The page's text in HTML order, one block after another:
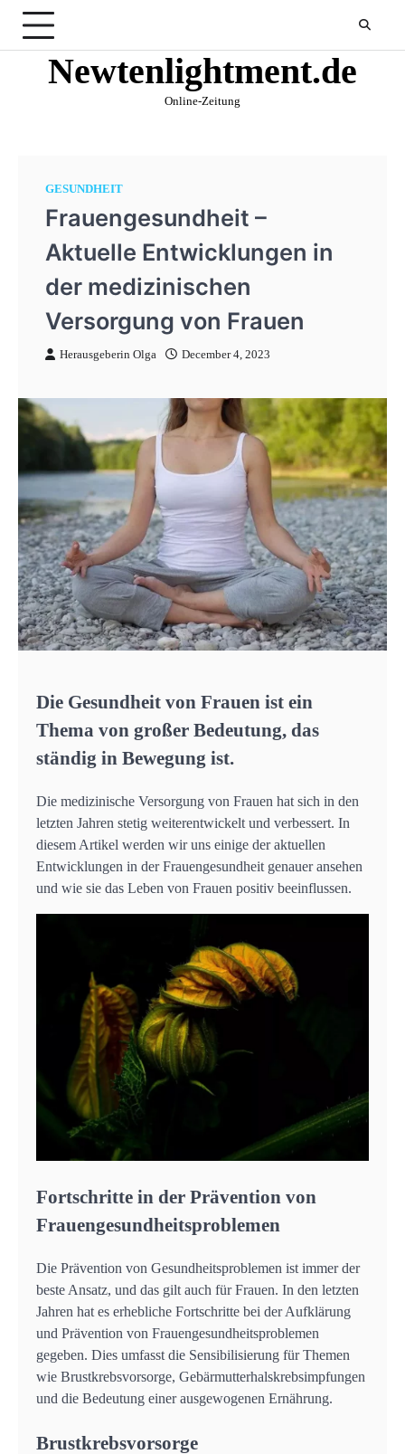
Skip
content Newtenlightment.de
Online-Zeitung
GESUNDHEIT
Frauengesundheit –
Aktuelle Entwicklungen in
der medizinischen
Versorgung von Frauen
Herausgeberin Olga December 4, 2023
Die Gesundheit von Frauen ist ein
Thema von großer Bedeutung, das
ständig in Bewegung ist.
Die medizinische Versorgung von Frauen hat sich in den
letzten Jahren stetig weiterentwickelt und verbessert. In
diesem Artikel werden wir uns einige der aktuellen
Entwicklungen in der Frauengesundheit genauer ansehen
und wie sie das Leben von Frauen positiv beeinflussen.
Fortschritte in der Prävention von
Frauengesundheitsproblemen
Die Prävention von Gesundheitsproblemen ist immer der
beste Ansatz, und das gilt auch für Frauen. In den letzten
Jahren hat es erhebliche Fortschritte bei der Aufklärung
und Prävention von Frauengesundheitsproblemen
gegeben. Dies umfasst die Sensibilisierung für Themen
wie Brustkrebsvorsorge, Gebärmutterhalskrebsimpfungen
und die Bedeutung einer ausgewogenen Ernährung.
Brustkrebsvorsorge